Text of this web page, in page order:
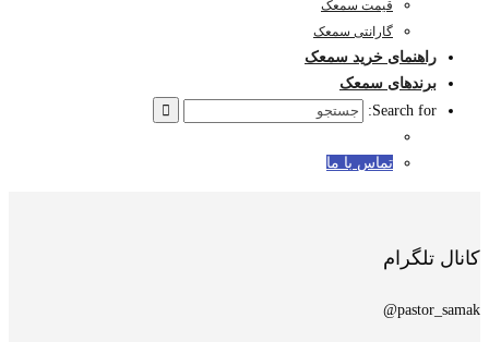
قیمت سمعک
گارانتی سمعک
راهنمای خرید سمعک
برندهای سمعک
Search for:
تماس با ما
کانال تلگرام
pastor_samak@